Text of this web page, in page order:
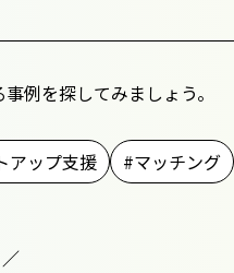
例を探してみましょう。
アップ支援 マッチング